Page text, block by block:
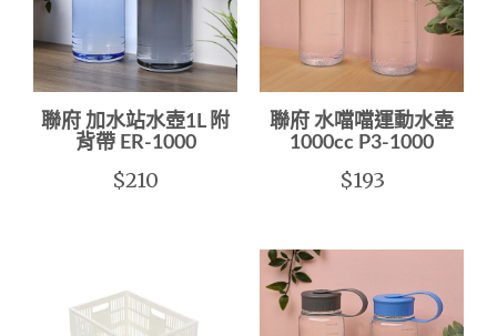
聯府 加水站水壺1L 附
背帶 ER-1000
$210
聯府 水噹噹運動水壺
1000cc P3-1000
$193